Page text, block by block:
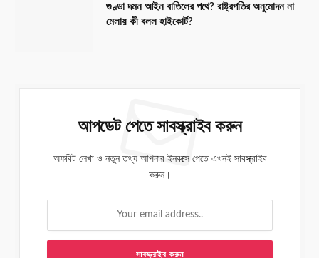
গুণ্ডা দমন আইন বাতিলের পথে? রাষ্ট্রপতির অনুমোদন না
মেলায় কী বলল হাইকোর্ট?
আপডেট পেতে সাবস্ক্রাইব করুন
অফবিট লেখা ও নতুন তথ্য আপনার ইনবক্সে পেতে এখনই সাবস্ক্রাইব
করুন।